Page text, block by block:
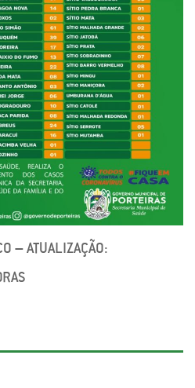
– ATUALIZAÇÃO: